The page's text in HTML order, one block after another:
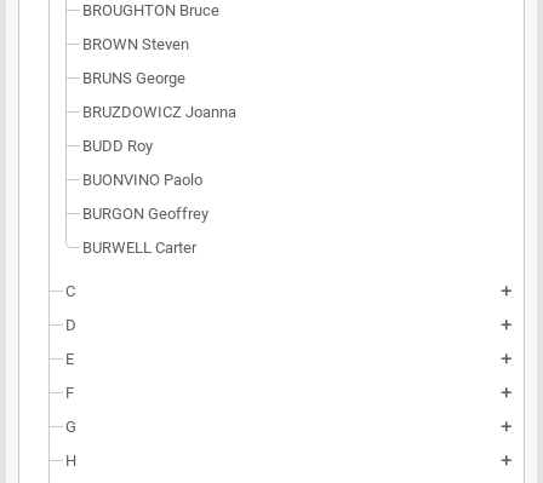
BROUGHTON Bruce
BROWN Steven
BRUNS George
BRUZDOWICZ Joanna
BUDD Roy
BUONVINO Paolo
BURGON Geoffrey
BURWELL Carter
C add
D add
E add
F add
G add
H add